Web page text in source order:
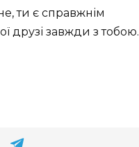
ти є справжнім
друзі завжди з тобою.